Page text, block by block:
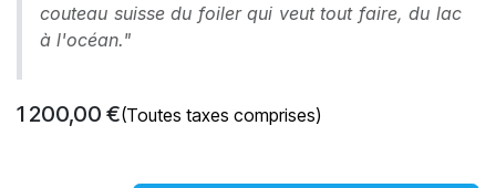
couteau suisse du foiler qui veut tout faire, du lac
à l'océan."
1 200,00 €(Toutes taxes comprises)